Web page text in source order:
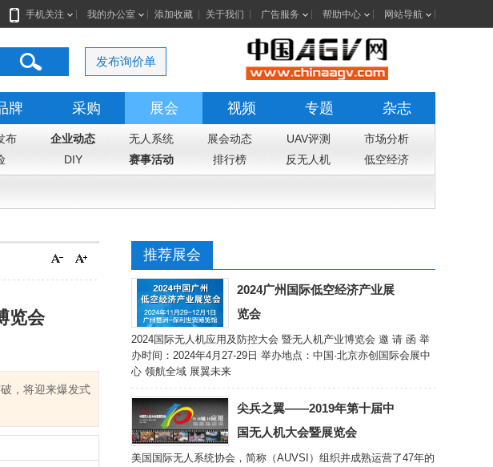
手机关注 我的办公室 添加收藏 关于我们 广告服务 帮助中心 网站导航
发布询价单
牌 采购 展会 视频 专题 杂志
布 企业动态 无人系统 展会动态 UAV评测
市场分析
DIY 赛事活动 排行榜 反无人机 低空经济
览会
，将迎来爆发式
推荐展会
2024广州国际低空经济产业展
览会
2024国际无人机应用及防控大会 暨无人机产业博览会 邀 请 函 举
办时间：2024年4月27-29日 举办地点：中国·北京亦创国际会展中
心 领航全域 展翼未来
尖兵之翼——2019年第十届中
国无人机大会暨展览会
美国国际无人系统协会，简称（AUVSI）组织并成熟运营了47年的